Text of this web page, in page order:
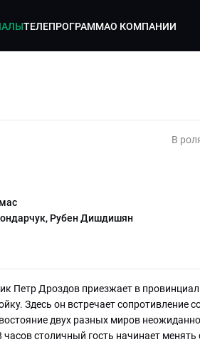
ТЕЛЕПРОГРАММАО КОМПАНИИ
Рубен Дишдишян
В
Петр Дроздов приезжает в
Здесь он встречает сопротивление
двух разных миров
часов столичный гость начинает